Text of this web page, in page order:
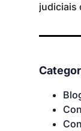
judiciais